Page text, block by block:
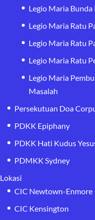
Legio Maria Bunda
Legio Maria Ratu
Legio Maria Ratu
Legio Maria Ratu
Legio Maria
Masalah
Persekutuan Doa
PDKK Epiphany
PDKK Hati Kudus
PDMKK Sydney
Lokasi
CIC Newtown-Enmore
CIC Kensington